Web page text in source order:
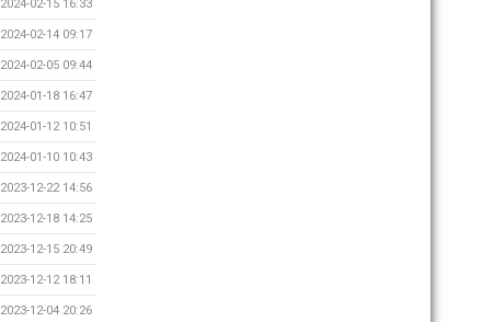
2024-02-15 16:33
2024-02-14 09:17
2024-02-05 09:44
2024-01-18 16:47
2024-01-12 10:51
2024-01-10 10:43
2023-12-22 14:56
2023-12-18 14:25
2023-12-15 20:49
2023-12-12 18:11
2023-12-04 20:26